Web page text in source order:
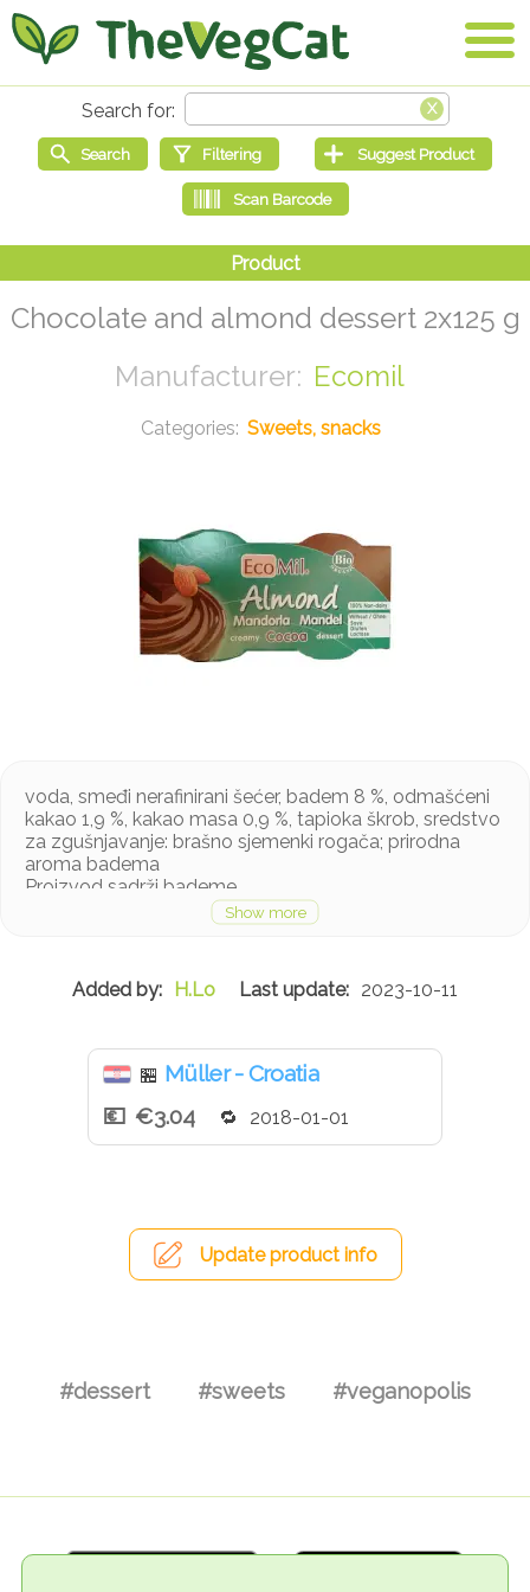
Chocolate and almond dessert 2x125 g
Ecomil
Sweets, snacks
voda, smeđi nerafinirani šećer, badem 8 %, odmašćeni
kakao 1,9 %, kakao masa 0,9 %, tapioka škrob, sredstvo
za zgušnjavanje: brašno sjemenki rogača; prirodna
aroma badema
Proizvod sadrži bademe
H.Lo 2023-10-11
🏪 Müller - Croatia
€3.04
2018-01-01
Update product info
#dessert #sweets #veganopolis